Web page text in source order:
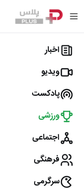
اخبار
ویدیو
پادکست
ورزشی
اجتماعی
فرهنگی
سرگرمی